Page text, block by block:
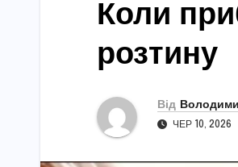
Коли
розтину
Від
ЧЕР 10, 2026